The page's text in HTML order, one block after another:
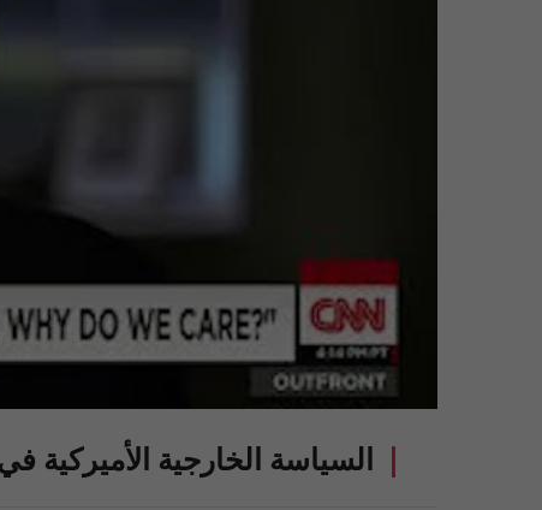
السياسة الخارجية الأميركية